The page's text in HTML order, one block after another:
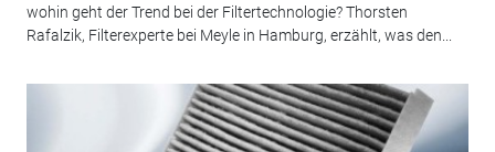
wohin geht der Trend bei der Filtertechnologie? Thorsten
Rafalzik, Filterexperte bei Meyle in Hamburg, erzählt, was den...